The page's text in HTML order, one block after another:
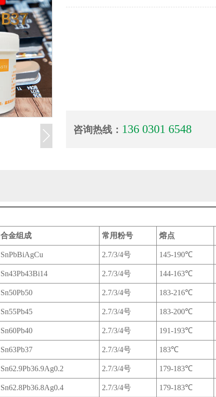
咨询热线： 136 0301 6548
合金组成 常用粉号 熔点
SnPbBiAgCu 2.7/3/4号 145-190℃
Sn43Pb43Bi14 2.7/3/4号 144-163℃
Sn50Pb50 2.7/3/4号 183-216℃
Sn55Pb45 2.7/3/4号 183-200℃
Sn60Pb40 2.7/3/4号 191-193℃
Sn63Pb37 2.7/3/4号 183℃
Sn62.9Pb36.9Ag0.2 2.7/3/4号 179-183℃
Sn62.8Pb36.8Ag0.4 2.7/3/4号 179-183℃